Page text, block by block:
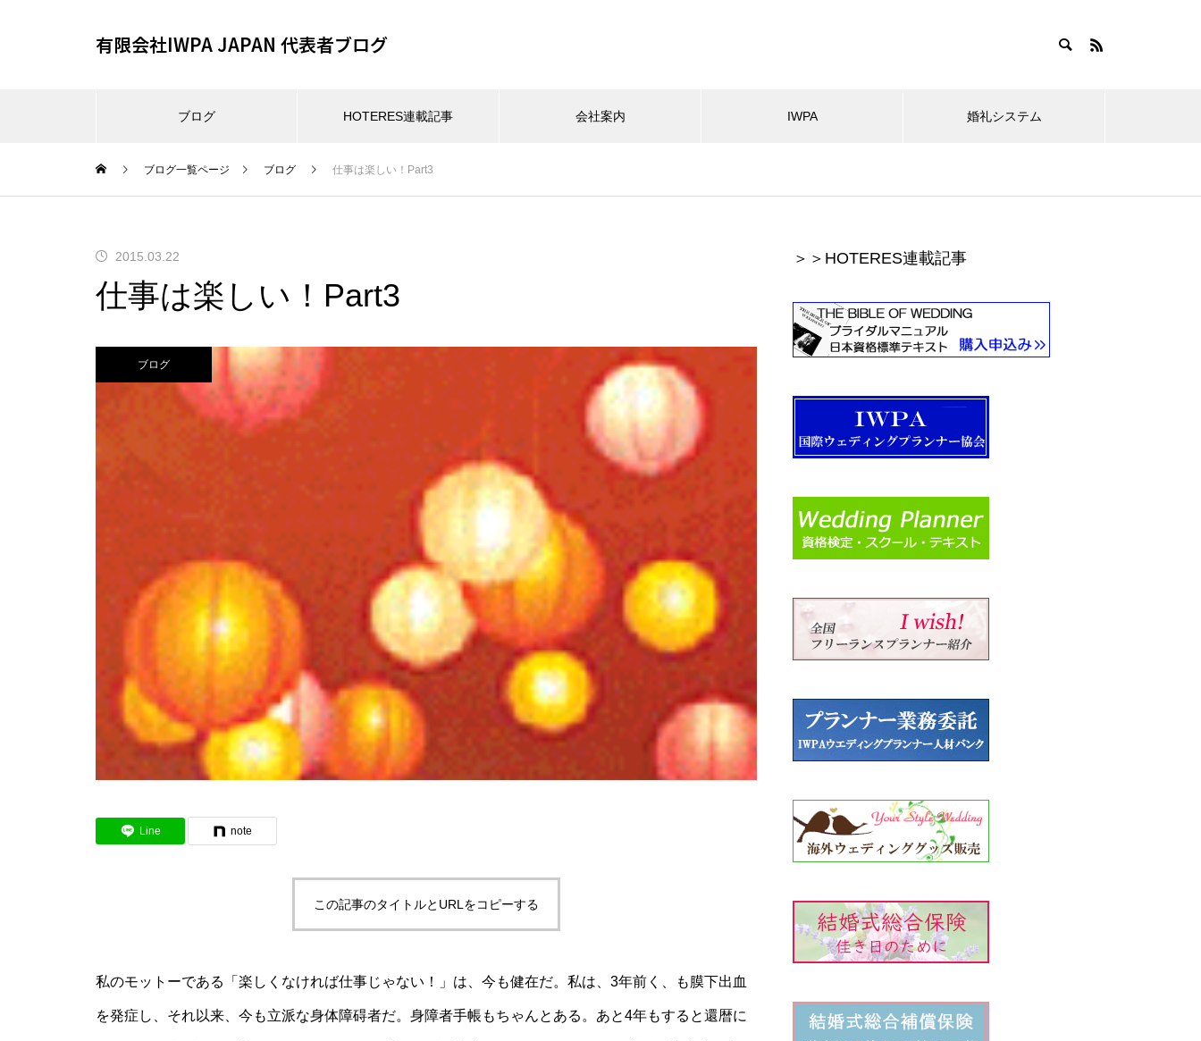
有限会社IWPA JAPAN 代表者ブログ
ブログ HOTERES連載記事 会社案内 IWPA 婚礼システム
ブログ一覧ページ ブログ 仕事は楽しい！Part3
2015.03.22
仕事は楽しい！Part3
ブログ
Line note
この記事のタイトルとURLをコピーする
私のモットーである「楽しくなければ仕事じゃない！」は、今も健在だ。私は、3年前く、も膜下出血
を発症し、それ以来、今も立派な身体障碍者だ。身障者手帳もちゃんとある。あと4年もすると還暦に
＞＞HOTERES連載記事